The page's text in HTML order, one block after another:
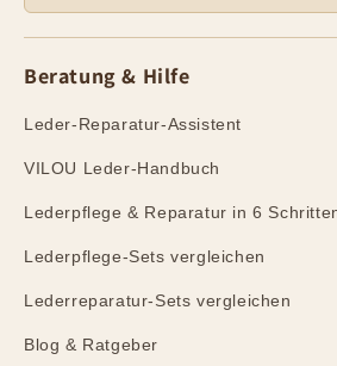
Beratung & Hilfe
Leder-Reparatur-Assistent
VILOU Leder-Handbuch
Lederpflege & Reparatur in 6
Lederpflege-Sets vergleichen
Lederreparatur-Sets vergleichen
Blog & Ratgeber